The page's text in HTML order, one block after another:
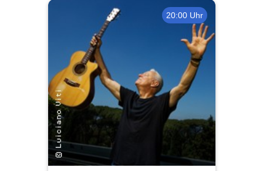
20:00 Uhr